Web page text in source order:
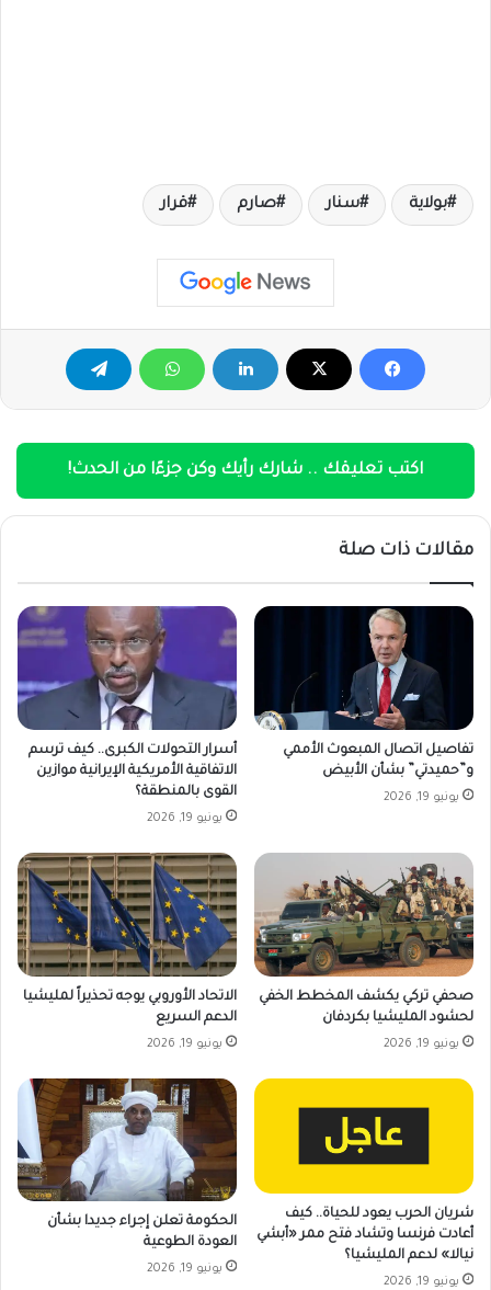
بولاية سنار صارم قرار
اكتب تعليقك .. شارك رأيك وكن جزءًا من الحدث!
مقالات ذات صلة
تفاصيل اتصال المبعوث الأممي
و”حميدتي” بشأن الأبيض
يونيو 19, 2026
أسرار التحولات الكبرى.. كيف ترسم
الاتفاقية الأمريكية الإيرانية موازين
القوى بالمنطقة؟
يونيو 19, 2026
صحفي تركي يكشف المخطط الخفي
لحشود المليشيا بكردفان
يونيو 19, 2026
الاتحاد الأوروبي يوجه تحذيراً لمليشيا
الدعم السريع
يونيو 19, 2026
شريان الحرب يعود للحياة.. كيف
أعادت فرنسا وتشاد فتح ممر «أبشي
نيالا» لدعم المليشيا؟
يونيو 19, 2026
الحكومة تعلن إجراء جديدا بشأن
العودة الطوعية
يونيو 19, 2026